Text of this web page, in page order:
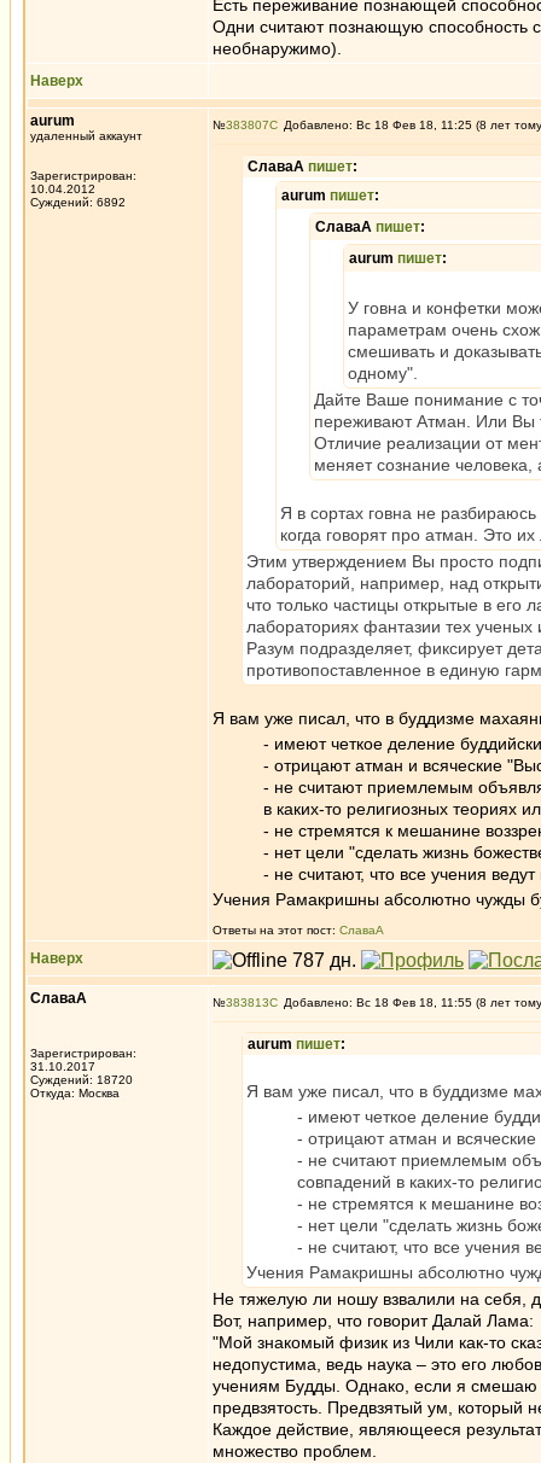
Есть переживание познающей
Одни считают познающую способность
необнаружимо).
Наверх
aurum
удаленный аккаунт
Зарегистрирован:
10.04.2012
Суждений: 6892
№383807 Добавлено: Вс 18 Фев 18, 11:25 (8 лет
СлаваА пишет:
aurum пишет:
СлаваА пишет:
aurum пишет:
У говна и конфетки
параметрам очень
смешивать и
одному".
Дайте Ваше понимание с
переживают Атман. Или Вы
Отличие реализации от
меняет сознание
Я в сортах говна не
когда говорят про атман. Это
Этим утверждением Вы просто
лабораторий, например, над
что только частицы открытые в его
лабораториях фантазии тех
Разум подразделяет, фиксирует
противопоставленное в единую
Я вам уже писал, что в буддизме
- имеют четкое деление
- отрицают атман и всяческие
- не считают приемлемым
в каких-то религиозных теориях
- не стремятся к мешанине
- нет цели "сделать жизнь
- не считают, что все учения
Учения Рамакришны абсолютно чужды
Ответы на этот пост: СлаваА
Наверх
СлаваА
Зарегистрирован:
31.10.2017
Суждений: 18720
Откуда: Москва
№383813 Добавлено: Вс 18 Фев 18, 11:55 (8 лет
aurum пишет:
Я вам уже писал, что в буддизме
- имеют четкое деление
- отрицают атман и
- не считают приемлемым
совпадений в каких-то
- не стремятся к мешанине
- нет цели "сделать жизнь
- не считают, что все учения
Учения Рамакришны абсолютно
Не тяжелую ли ношу взвалили на себя,
Вот, например, что говорит Далай Лама:
"Мой знакомый физик из Чили как-то
недопустима, ведь наука – это его
учениям Будды. Однако, если я смешаю
предвзятость. Предвзятый ум, который
Каждое действие, являющееся
множество проблем.